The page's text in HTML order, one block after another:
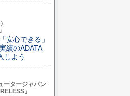
安心できる」
績のADATA
しよう
ータージャパン
」